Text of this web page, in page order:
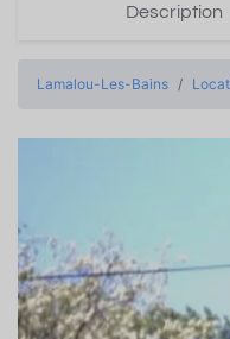
Description
Lamalou-Les-Bains